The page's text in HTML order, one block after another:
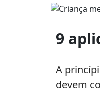
mexendo
em
celular
9
A
devem